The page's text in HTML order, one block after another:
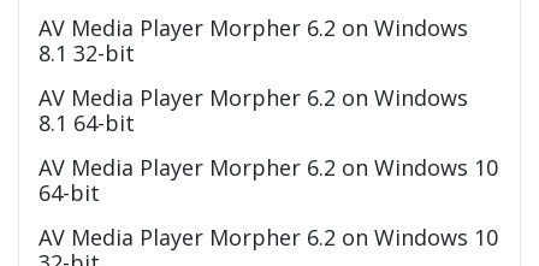
AV Media Player Morpher 6.2 on Windows
8.1 32-bit
AV Media Player Morpher 6.2 on Windows
8.1 64-bit
AV Media Player Morpher 6.2 on Windows 10
64-bit
AV Media Player Morpher 6.2 on Windows 10